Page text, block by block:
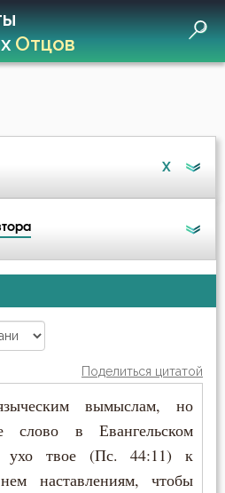
Отцов
X
(Плиханков)
Поделиться цитатой
вымыслам, но
слово в Евангельском
ухо твое (Пс. 44:11) к
наставлениям, чтобы